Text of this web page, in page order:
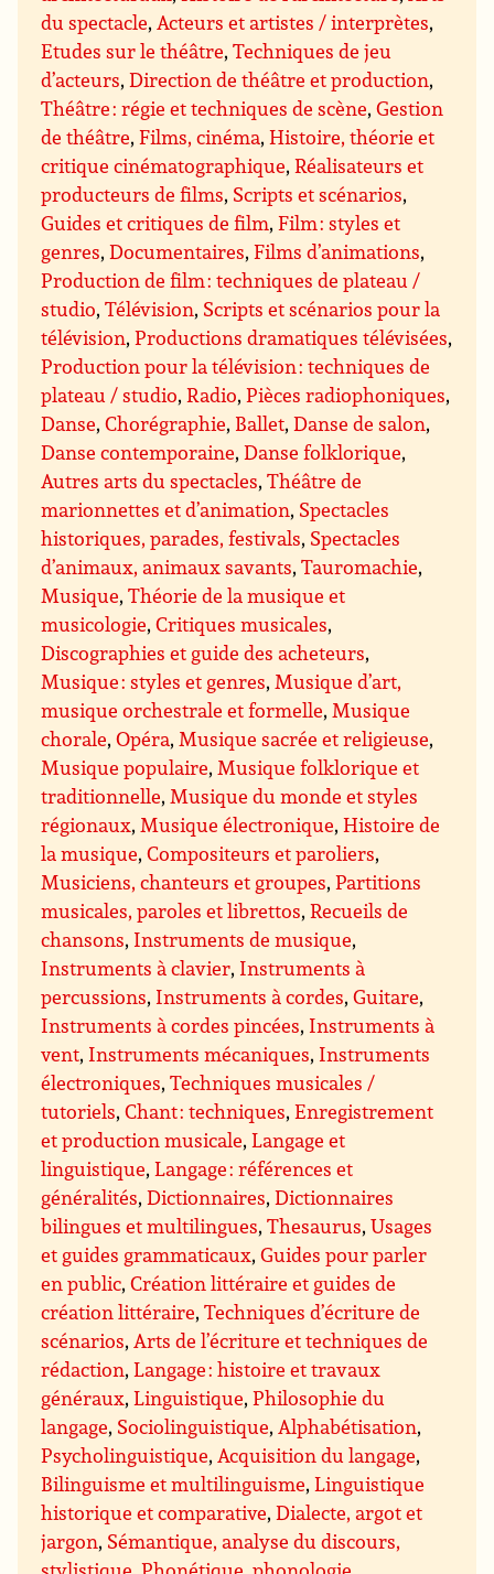
du spectacle,Acteurs et artistes / interprètes,
Etudes sur le théâtre,Techniques de jeu
d’acteurs,Direction de théâtre et production,
Théâtre : régie et techniques de scène,Gestion
de théâtre,Films, cinéma,Histoire, théorie et
critique cinématographique,Réalisateurs et
producteurs de films, Scripts et scénarios,
Guides et critiques de film,Film : styles et
genres,Documentaires,Films d’animations,
Production de film : techniques de plateau /
studio,Télévision, Scripts et scénarios pour la
télévision,Productions dramatiques télévisées,
Production pour la télévision : techniques de
plateau / studio,Radio,Pièces radiophoniques,
Danse,Chorégraphie, Ballet,Danse de salon,
Danse contemporaine,Danse folklorique,
Autres arts du spectacles,Théâtre de
marionnettes et d’animation, Spectacles
historiques, parades, festivals, Spectacles
d’animaux, animaux savants,Tauromachie,
Musique,Théorie de la musique et
musicologie,Critiques musicales,
Discographies et guide des acheteurs,
Musique : styles et genres,Musique d’art,
musique orchestrale et formelle,Musique
chorale,Opéra,Musique sacrée et religieuse,
Musique populaire,Musique folklorique et
traditionnelle,Musique du monde et styles
régionaux,Musique électronique,Histoire de
la musique,Compositeurs et paroliers,
Musiciens, chanteurs et groupes,Partitions
musicales, paroles et librettos,Recueils de
chansons, Instruments de musique,
Instruments à clavier, Instruments à
percussions, Instruments à cordes,Guitare,
Instruments à cordes pincées, Instruments à
vent, Instruments mécaniques, Instruments
électroniques,Techniques musicales /
tutoriels,Chant : techniques,Enregistrement
et production musicale,Langage et
linguistique,Langage : références et
généralités,Dictionnaires,Dictionnaires
bilingues et multilingues,Thesaurus,Usages
et guides grammaticaux,Guides pour parler
en public,Création littéraire et guides de
création littéraire,Techniques d’écriture de
scénarios,Arts de l’écriture et techniques de
rédaction,Langage : histoire et travaux
généraux,Linguistique,Philosophie du
langage, Sociolinguistique,Alphabétisation,
Psycholinguistique,Acquisition du langage,
Bilinguisme et multilinguisme,Linguistique
historique et comparative,Dialecte, argot et
jargon, Sémantique, analyse du discours,